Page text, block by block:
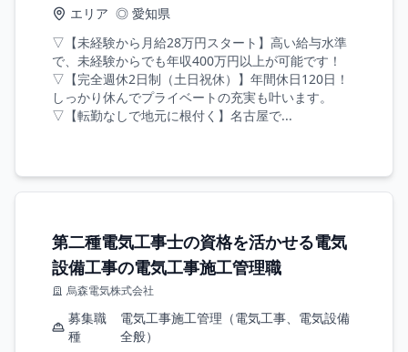
エリア ◎ 愛知県
▽【未経験から月給28万円スタート】高い給与水準
で、未経験からでも年収400万円以上が可能です！
▽【完全週休2日制（土日祝休）】年間休日120日！
しっかり休んでプライベートの充実も叶います。
▽【転勤なしで地元に根付く】名古屋で...
第二種電気工事士の資格を活かせる電気
設備工事の電気工事施工管理職
烏森電気株式会社
募集職
種
電気工事施工管理（電気工事、電気設備
全般）